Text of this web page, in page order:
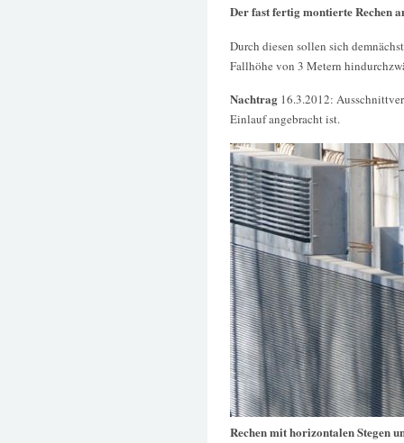
Der fast fertig montierte Rechen
Durch diesen sollen sich
Fallhöhe von 3 Metern
Nachtrag 16.3.2012:
Einlauf angebracht ist.
Rechen mit horizontalen Stegen